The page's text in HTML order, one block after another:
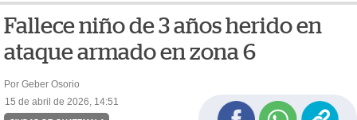
Fallece niño de 3 años herido en
ataque armado en zona 6
Por Geber Osorio
15 de abril de 2026, 14:51